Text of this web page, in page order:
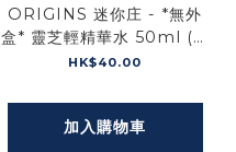
ORIGINS 迷你庄 - *無外
盒* 靈芝輕精華水 50ml (平
行進口)
HK$40.00
加入購物車